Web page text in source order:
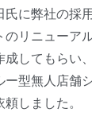
氏に弊社の採
のリニューア
成してもらい
ー型無人店舗
しました。